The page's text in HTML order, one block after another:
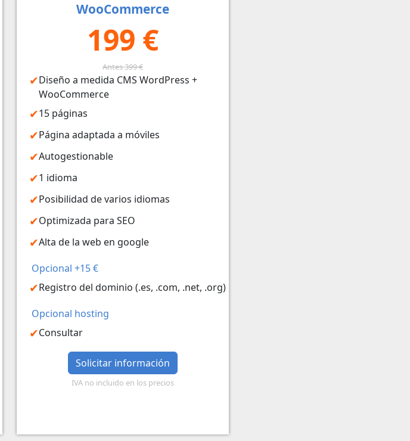
WooCommerce
199 €
Antes 399 €
Diseño a medida CMS WordPress +
WooCommerce
15 páginas
Página adaptada a móviles
Autogestionable
1 idioma
Posibilidad de varios idiomas
Optimizada para SEO
Alta de la web en google
Opcional +15 €
Registro del dominio (.es, .com, .net, .org)
Opcional hosting
Consultar
Solicitar información
IVA no incluido en los precios